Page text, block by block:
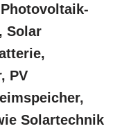
Solar
PV
Solartechnik